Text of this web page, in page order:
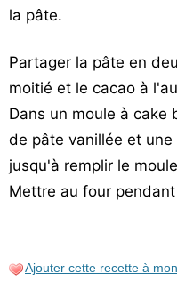
la pâte.
Partager la pâte en
moitié et le cacao à
Dans un moule à cake
de pâte vanillée et
jusqu'à remplir le
Mettre au four
Ajouter cette recette à